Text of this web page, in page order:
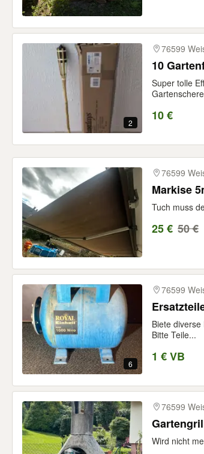
2
76599
10
Super tolle
Gartenschere
10 €
76599
Markise
Tuch muss
25 € 50 €
6
76599
Biete
Bitte Teile...
1 € VB
76599
Wird nicht